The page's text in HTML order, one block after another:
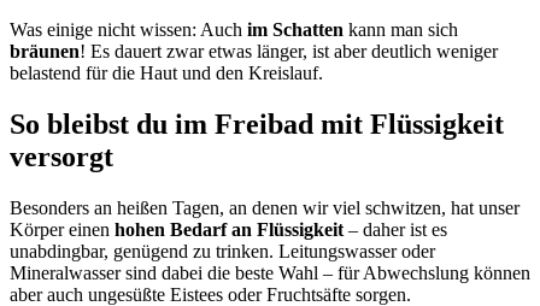
Was einige nicht wissen: Auch im Schatten kann man sich
bräunen! Es dauert zwar etwas länger, ist aber deutlich weniger
belastend für die Haut und den Kreislauf.
So bleibst du im Freibad mit Flüssigkeit
versorgt
Besonders an heißen Tagen, an denen wir viel schwitzen, hat unser
Körper einen hohen Bedarf an Flüssigkeit – daher ist es
unabdingbar, genügend zu trinken. Leitungswasser oder
Mineralwasser sind dabei die beste Wahl – für Abwechslung können
aber auch ungesüßte Eistees oder Fruchtsäfte sorgen.